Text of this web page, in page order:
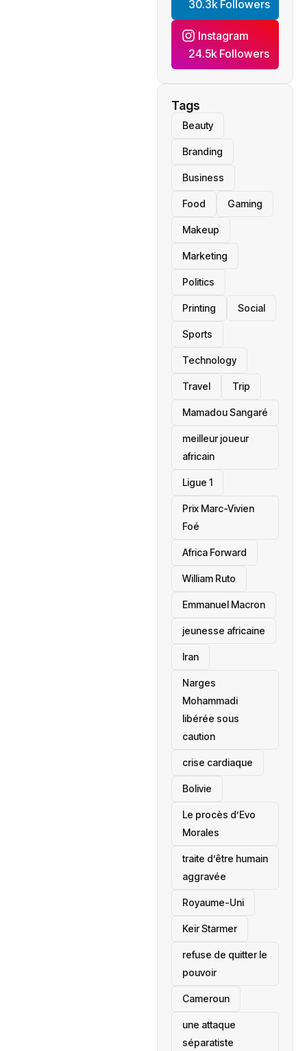
30.3k Followers
Instagram
24.5k Followers
Tags
Beauty
Branding
Business
Food Gaming
Makeup
Marketing
Politics
Printing Social
Sports
Technology
Travel Trip
Mamadou Sangaré
meilleur joueur
africain
Ligue 1
Prix Marc-Vivien
Foé
‎Africa Forward
William Ruto
Emmanuel Macron
jeunesse africaine
‎Iran
Narges
Mohammadi
libérée sous
caution
crise cardiaque
‎Bolivie
Le procès d’Evo
Morales
traite d’être humain
aggravée
‎Royaume-Uni
Keir Starmer
refuse de quitter le
pouvoir
‎Cameroun
une attaque
séparatiste